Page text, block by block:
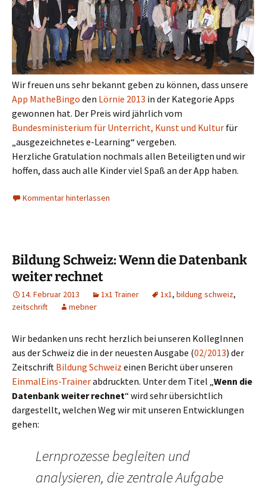
Wir freuen uns sehr bekannt geben zu können, dass unsere
App MatheBingo den Lörnie 2013 in der Kategorie Apps
gewonnen hat. Der Preis wird jährlich vom
Bundesministerium für Unterricht, Kunst und Kultur für
„ausgezeichnetes e-Learning“ vergeben.
Herzliche Gratulation nochmals allen Beteiligten und wir
hoffen, dass auch alle Kinder viel Spaß an der App haben.
Kommentar hinterlassen
Bildung Schweiz: Wenn die Datenbank
weiter rechnet
14. Februar 2013 1x1 Trainer 1x1, bildung schweiz,
zeitschrift
mebner
Wir bedanken uns recht herzlich bei unseren KollegInnen
aus der Schweiz die in der neuesten Ausgabe (02/2013) der
Zeitschrift Bildung Schweiz einen Bericht über unseren
EinmalEins-Trainerabdruckten. Unter dem Titel „Wenn die
Datenbank weiter rechnet“ wird sehr übersichtlich
dargestellt, welchen Weg wir mit unseren Entwicklungen
gehen:
Lernprozesse begleiten und
analysieren, die zentrale Aufgabe